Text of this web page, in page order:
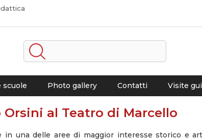
scuole Photo gallery Contatti Visite
Orsini al Teatro di Marcello
in una delle aree di maggior interesse storico e